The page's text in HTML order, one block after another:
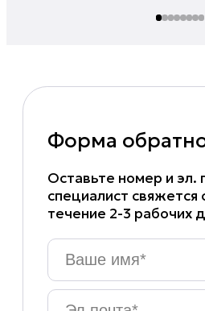
Форма
Оставьте номер и эл.
специалист свяжется
течение 2-3 рабочих
Ваше
имя*
Эл.почта